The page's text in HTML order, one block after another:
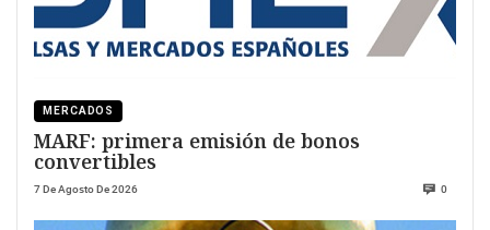
MERCADOS
MARF: primera emisión de bonos
convertibles
7 De Agosto De 2026 0